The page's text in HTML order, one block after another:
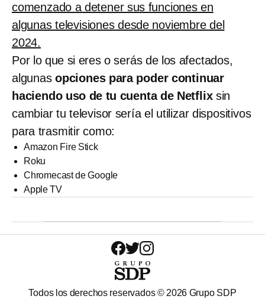
comenzado a detener sus funciones en
algunas televisiones desde noviembre del
2024.
Por lo que si eres o serás de los afectados,
algunas opciones para poder continuar
haciendo uso de tu cuenta de Netflixsin
cambiar tu televisor sería el utilizar dispositivos
para trasmitir como:
Amazon Fire Stick
Roku
Chromecast de Google
Apple TV
Todos los derechos reservados © 2026 Grupo SDP